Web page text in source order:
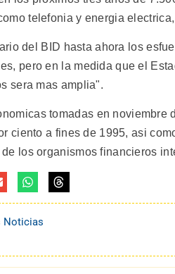
telefonia y energia
del BID hasta ahora los
pero en la medida que el
sera mas amplia".
tomadas en noviembre
ciento a fines de 1995, asi
los organismos financieros
Noticias